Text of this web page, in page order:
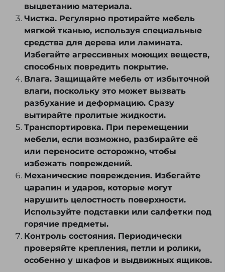
выцветанию материала.
Чистка. Регулярно протирайте мебель
мягкой тканью, используя специальные
средства для дерева или ламината.
Избегайте агрессивных моющих веществ,
способных повредить покрытие.
Влага. Защищайте мебель от избыточной
влаги, поскольку это может вызвать
разбухание и деформацию. Сразу
вытирайте пролитые жидкости.
Транспортировка. При перемещении
мебели, если возможно, разбирайте её
или переносите осторожно, чтобы
избежать повреждений.
Механические повреждения. Избегайте
царапин и ударов, которые могут
нарушить целостность поверхности.
Используйте подставки или салфетки под
горячие предметы.
Контроль состояния. Периодически
проверяйте крепления, петли и ролики,
особенно у шкафов и выдвижных ящиков.